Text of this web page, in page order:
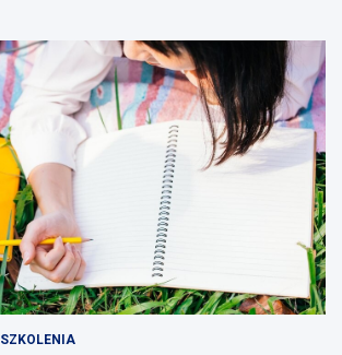
SZKOLENIA